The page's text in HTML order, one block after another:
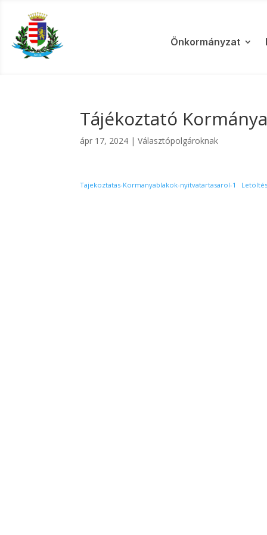
Önkormányzat
Tájékoztató
ápr 17, 2024 |Választópolgároknak
Tajekoztatas-Kormanyablakok-nyitvatartasarol-1 Letöltés